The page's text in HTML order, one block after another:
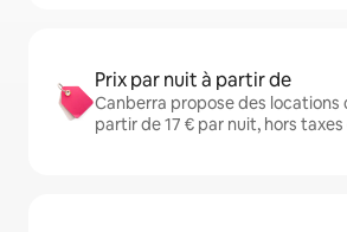
Prix par nuit à partir de
Canberra propose des locations
partir de 17 € par nuit, hors